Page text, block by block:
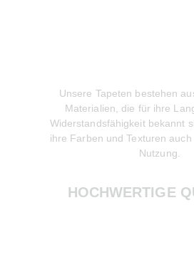
Unsere Tapeten bestehen
Materialien, die für ihre
Widerstandsfähigkeit bekannt
ihre Farben und Texturen
Nutzung.
HOCHWERTIGE